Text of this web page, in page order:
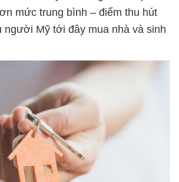
mức trung bình – điểm thu hút
người Mỹ tới đây mua nhà và sinh